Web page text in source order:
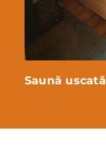
Saună uscată